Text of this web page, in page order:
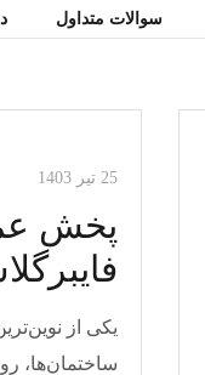
سوالات متداول
مقالات وال
25 تیر 1403
پخش
یکی از
ساختمان‌ها،